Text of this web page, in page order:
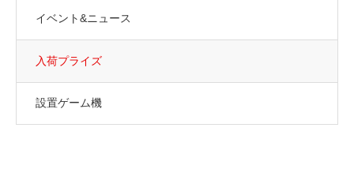
イベント&ニュース
入荷プライズ
設置ゲーム機